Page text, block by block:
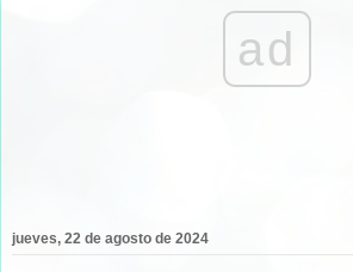
ad
jueves, 22 de agosto de 2024